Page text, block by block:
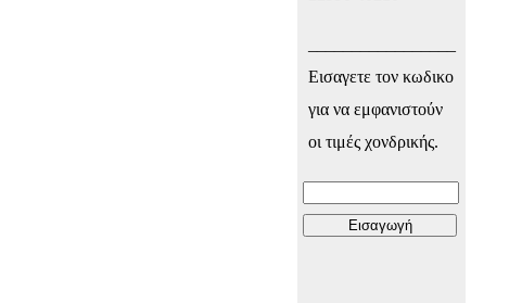
Εισαγετε τον κωδικο
για να εμφανιστούν
οι τιμές χονδρικής.